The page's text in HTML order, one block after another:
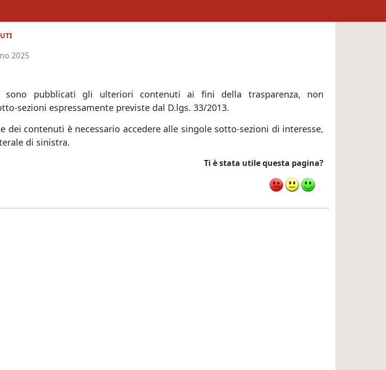
2025
sono pubblicati gli ulteriori contenuti ai fini della trasparenza, non
sezioni espressamente previste dal D.lgs. 33/2013.
dei contenuti è necessario accedere alle singole sotto-sezioni di interesse,
di sinistra.
Ti è stata utile questa pagina?